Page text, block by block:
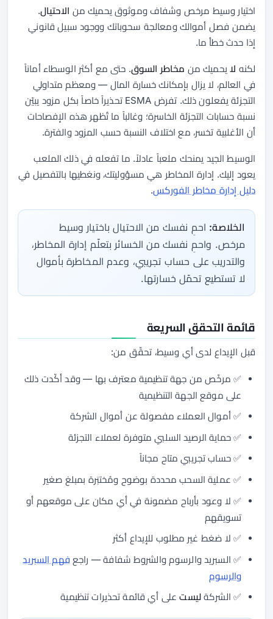
اختيار وسيط مرخص وشفاف وموثوق يحميك من الاحتيال.
يضمن فصل أموالك ومعالجة سحوباتك ووجود سبيل قانوني
إذا حدث خطأ ما.
لكنه لايحميك من مخاطر السوق. حتى مع أكثر الوسطاء أماناً
في العالم، لا يزال بإمكانك خسارة المال — ومعظم متداولي
التجزئة يفعلون ذلك. تفرض ESMA تحذيراً خاصاً بكل مزود يبيّن
نسبة حسابات التجزئة الخاسرة؛ وغالباً ما تُظهر هذه الإفصاحات
أن الأغلبية تخسر، مع اختلاف النسبة حسب المزود والفترة.
الوسيط الجيد يمنحك ملعباً عادلاً. ما تفعله في ذلك الملعب
يعود إليك. إدارة المخاطر هي مسؤوليتك، ونغطيها بالتفصيل في
دليل إدارة مخاطر الفوركس.
الخلاصة: احمِ نفسك من الاحتيال باختيار وسيط
مرخص. واحمِ نفسك من الخسائر بتعلّم إدارة المخاطر،
والتدريب على حساب تجريبي، وعدم المخاطرة بأموال
لا تستطيع تحمّل خسارتها.
قائمة التحقق السريعة
قبل الإيداع لدى أي وسيط، تحقّق من:
✅ مرخّص من جهة تنظيمية معترف بها — وقد أكّدت ذلك
على موقع الجهة التنظيمية
✅ أموال العملاء مفصولة عن أموال الشركة
✅ حماية الرصيد السلبي متوفرة لعملاء التجزئة
✅ حساب تجريبي متاح مجاناً
✅ عملية السحب محددة بوضوح ومُختبَرة بمبلغ صغير
✅ لا وعود بأرباح مضمونة في أي مكان على موقعهم أو
تسويقهم
✅ لا ضغط غير مطلوب للإيداع أكثر
✅ السبريد والرسوم والشروط شفافة — راجع فهم السبريد
والرسوم
✅ الشركةليستعلى أي قائمة تحذيرات تنظيمية